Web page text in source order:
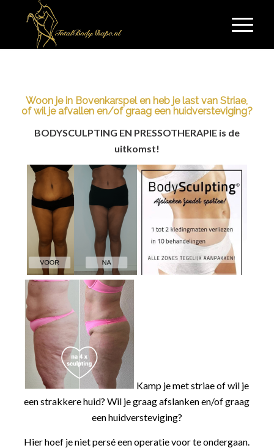
Woon je in Bovenkarspel en heb je last van Striae,
of wil je afvallen en/of graag een huidversteviging?
BODYSCULPTING EN PRESSOTHERAPIE is de
uitkomst!
Kamp je met striae of wil je
een strakkere huid? Wil je graag afslanken en/of graag
een huidversteviging?
Hier hoef je niet persé een operatie voor te ondergaan.